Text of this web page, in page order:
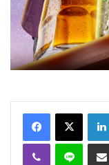
FacebookX
Viber Ligne